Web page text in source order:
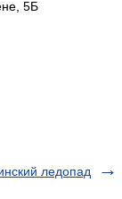
5Б
ледопад